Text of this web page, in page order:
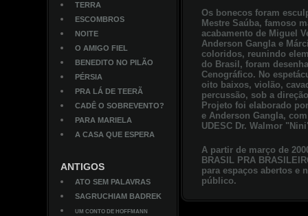
TERRA
ESCOMBROS
NOITE
O AMIGO FIEL
BENEDITO NO PILÃO
PÉRSIA
PRA LÁ DE TEERÃ
CADÊ O SOBREVENTO?
PARA MARIELA
A CASA QUE ESPERA
ANTIGOS
ATO SEM PALAVRAS
SAGRUCHIAM BADREK
UM CONTO DE HOFFMANN
Os bonecos foram
Mestre Saúba, famoso
acabamento de Miguel
Anderson Gangla e
coloridos, reunindo
do Brasil, foram
Cenográfico. No
oito baixos, violão,
percussão, sob a
Projeto foi elaborado
e Anderson Gangla,
UDESC Dr. Walmor
A partir de março de
BRASIL PRA
para espaços abertos e
público.